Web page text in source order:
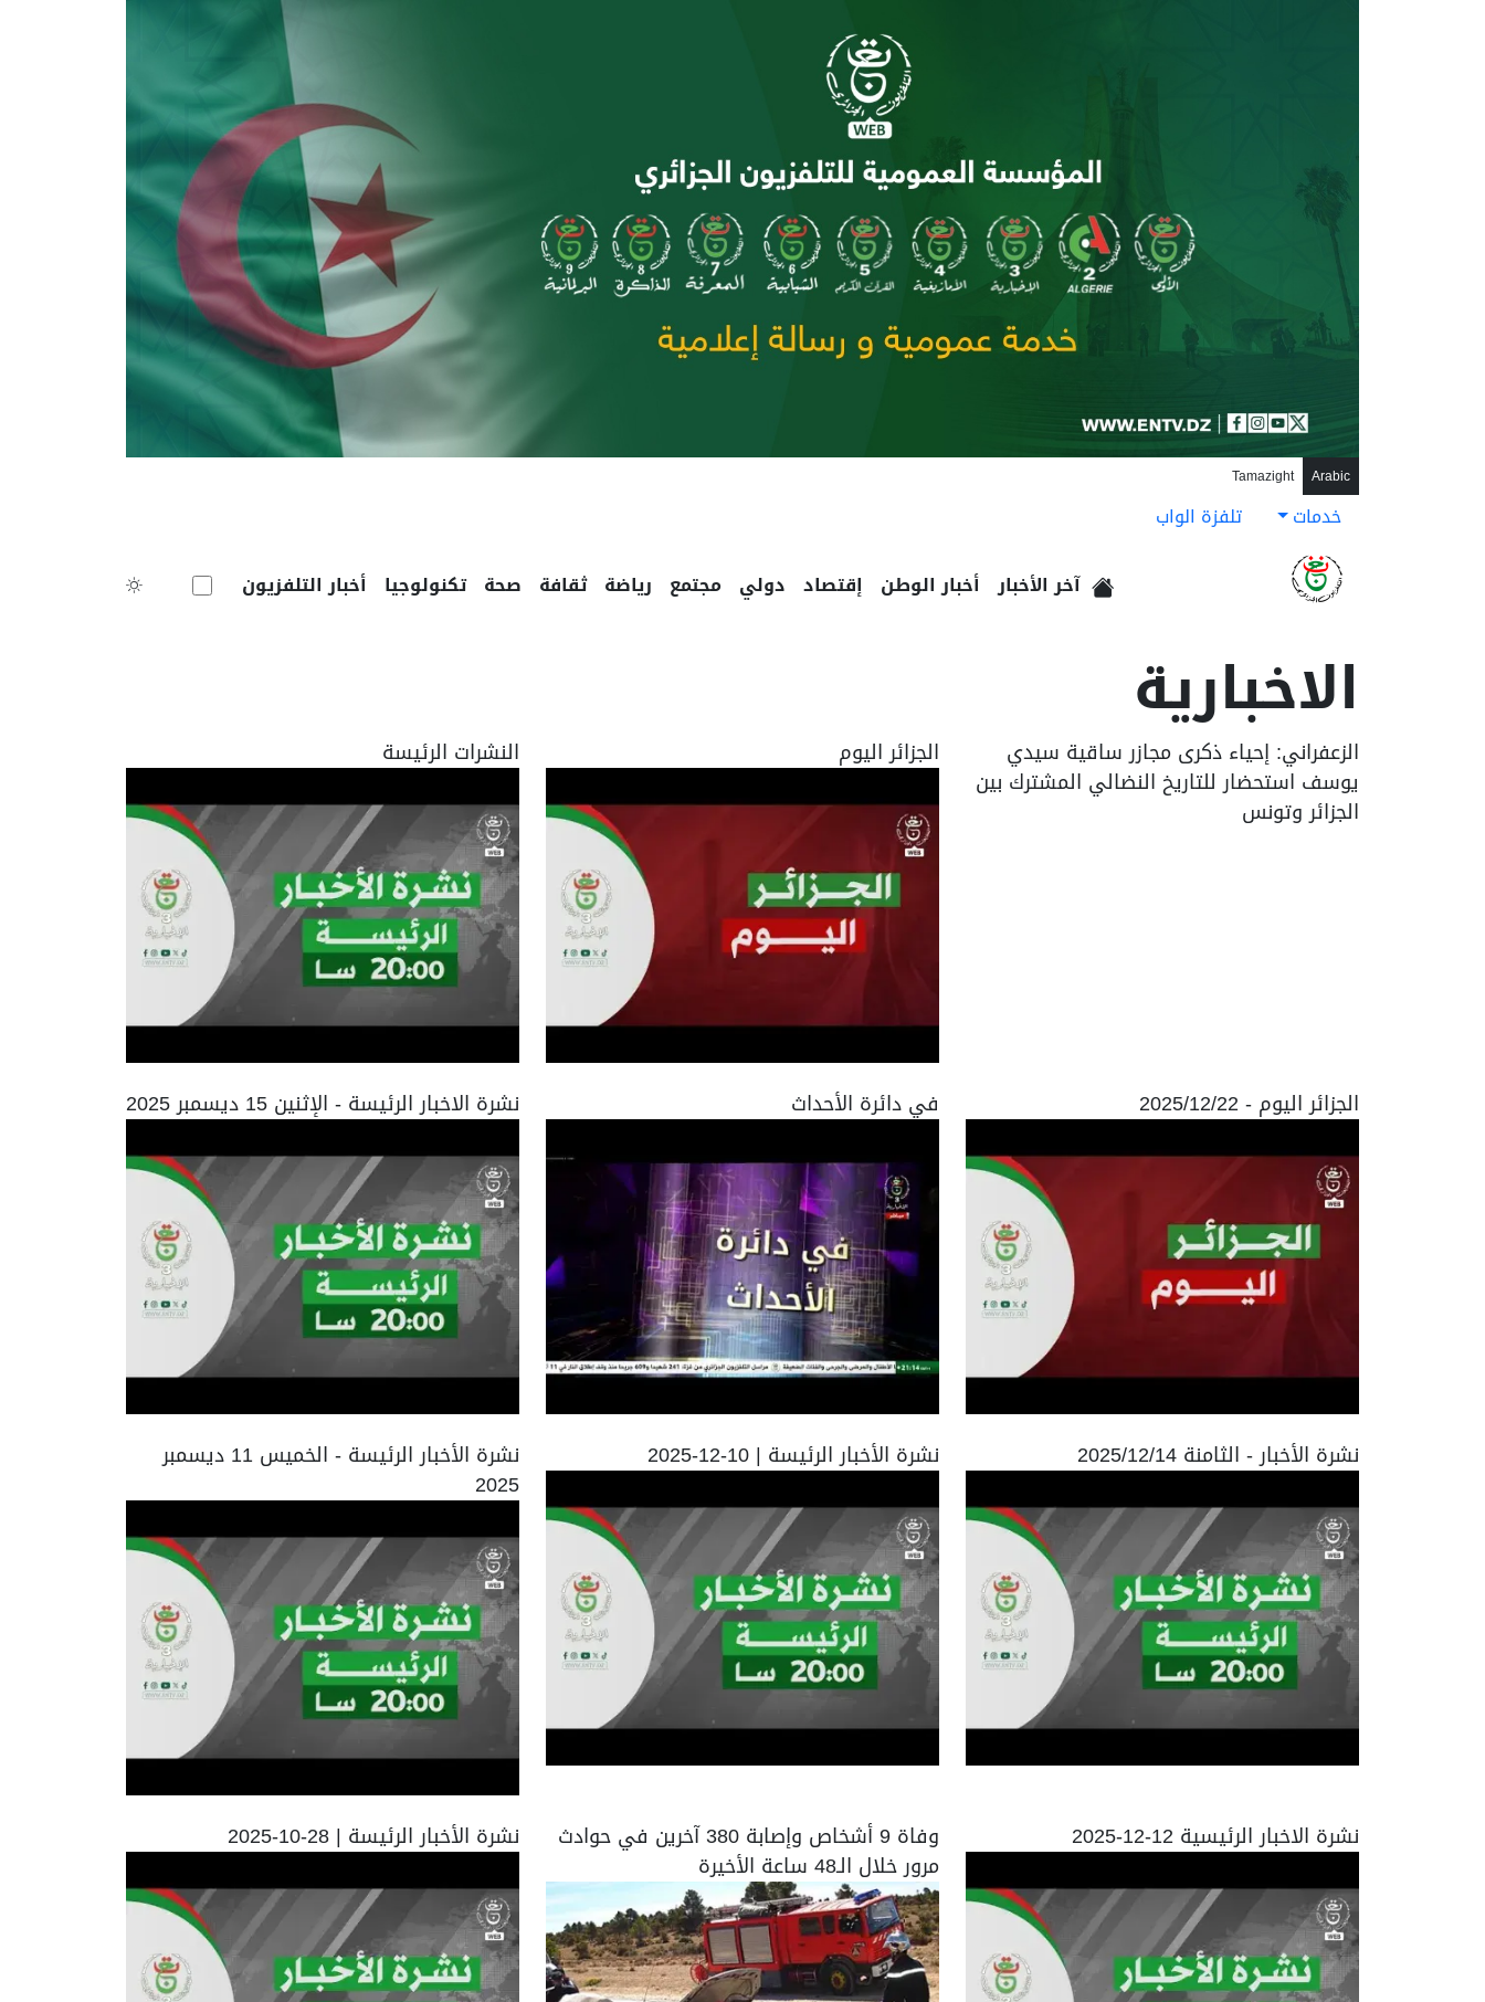
Arabic
Tamazight
خدمات تلفزة الواب
آخر الأخبار أخبار الوطن إقتصاد دولي مجتمع رياضة ثقافة صحة تكنولوجيا أخبار التلفزيون
الاخبارية
الزعفراني: إحياء ذكرى مجازر ساقية سيدي
يوسف استحضار للتاريخ النضالي المشترك بين
الجزائر وتونس
الجزائر اليوم النشرات الرئيسة
الجزائر اليوم - 2025/12/22 في دائرة الأحداث نشرة الاخبار الرئيسة - الإثنين 15 ديسمبر 2025
نشرة الأخبار - الثامنة 2025/12/14 نشرة الأخبار الرئيسة | 10-12-2025 نشرة الأخبار الرئيسة - الخميس 11 ديسمبر
2025
نشرة الاخبار الرئيسية 12-12-2025 وفاة 9 أشخاص وإصابة 380 آخرين في حوادث
مرور خلال الـ48 ساعة الأخيرة
نشرة الأخبار الرئيسة | 28-10-2025